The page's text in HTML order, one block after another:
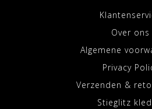
Over ons
Algemene
Privacy
Verzenden &
Stieglitz